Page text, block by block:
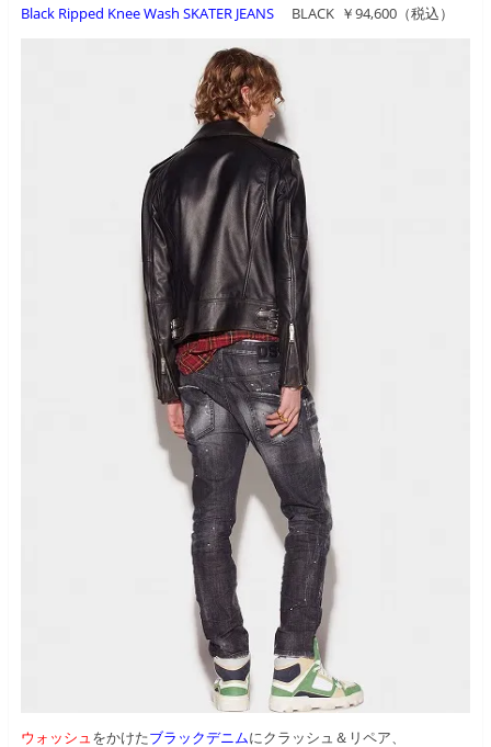
Black Ripped Knee Wash SKATER JEANSBLACK ￥94,600（税込）
ウォッシュをかけたブラックデニムにクラッシュ＆リペア、